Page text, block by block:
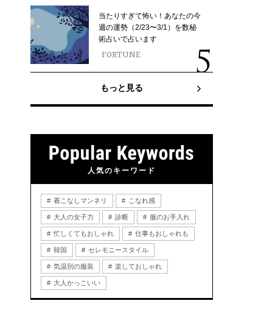
当たりすぎて怖い！あなたの今
週の運勢（2/23〜3/1）を数秘
術占いで占います
FORTUNE
もっと見る
人気のキーワード
着こなしマンネリ こなれ感
大人の女子力 診断 服のお手入れ
忙しくてもおしゃれ 仕事もおしゃれも
韓国 セレモニースタイル
気温別の服装 楽しておしゃれ
大人かっこいい